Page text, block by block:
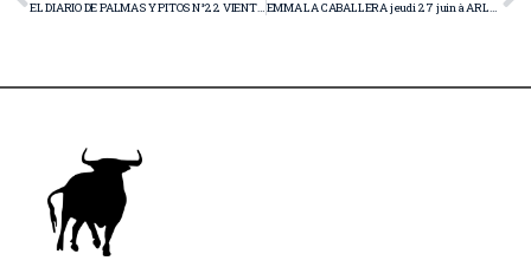
EL DIARIO DE PALMAS Y PITOS N°22 VIENT DE PARAÎTRE EMMA LA CABALLERA jeudi 27 juin à ARLES